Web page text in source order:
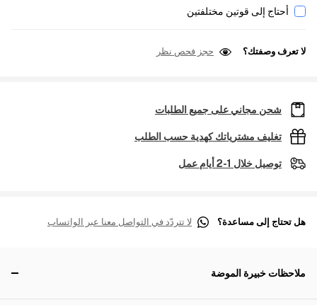
أحتاج إلى قوتين مختلفتين
لا تعرف وصفتك؟ حجز فحص نظر
شحن مجاني على جميع الطلبات
تغليف مشترياتك كهدية حسب الطلب
توصيل خلال 1-2 أيام عمل
هل تحتاج إلى مساعدة؟ لا تتردّد في التواصل معنا عبر الواتساب
ملاحظات خبيرة الموضة